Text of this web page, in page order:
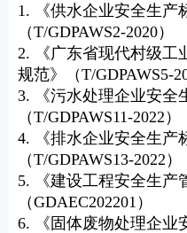
1. 《供水企业安全生产
（T/GDPAWS2-2020）
2. 《广东省现代村级工
规范》（T/GDPAWS5-
3. 《污水处理企业安全
（T/GDPAWS11-2022）
4. 《排水企业安全生产
（T/GDPAWS13-2022）
5. 《建设工程安全生产
（GDAEC202201）
6. 《固体废物处理企业